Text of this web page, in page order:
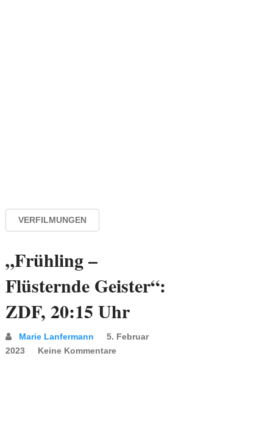
VERFILMUNGEN
„Frühling –
Flüsternde Geister“:
ZDF, 20:15 Uhr
Marie Lanfermann
5. Februar
2023
Keine Kommentare